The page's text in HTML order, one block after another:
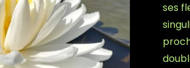
ses